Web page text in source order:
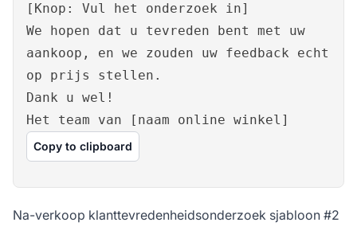
[Knop: Vul het onderzoek in]
We hopen dat u tevreden bent met uw
aankoop, en we zouden uw feedback echt
op prijs stellen.
Dank u wel!
Het team van [naam online winkel]
Copy to clipboard
Na-verkoop klanttevredenheidsonderzoek sjabloon #2